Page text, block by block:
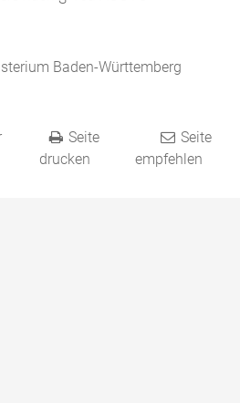
Baden-Württemberg
Seite
drucken
Seite
empfehlen